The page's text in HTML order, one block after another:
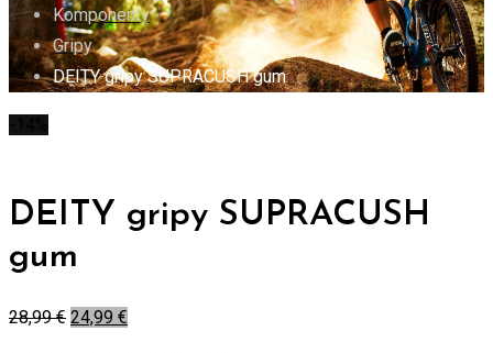
Komponenty
Gripy
DEITY gripy SUPRACUSH gum
DEITY gripy SUPRACUSH
gum
28,99€ 24,99 €